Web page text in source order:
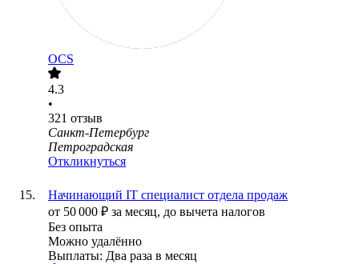
OCS
4.3
•
321 отзыв
Санкт-Петербург
Петроградская
Откликнуться
Начинающий IT специалист отдела продаж
от 50 000 ₽ за месяц, до вычета налогов
Без опыта
Можно удалённо
Выплаты: Два раза в месяц